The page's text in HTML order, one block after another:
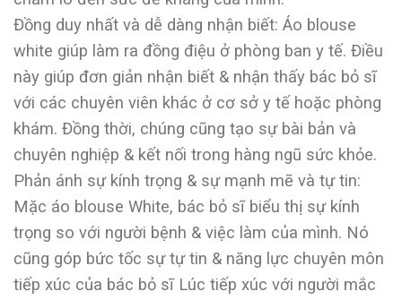
Đồng duy nhất và dễ dàng nhận biết: Áo blouse
white giúp làm ra đồng điệu ở phòng ban y tế. Điều
này giúp đơn giản nhận biết & nhận thấy bác bỏ sĩ
với các chuyên viên khác ở cơ sở y tế hoặc phòng
khám. Đồng thời, chúng cũng tạo sự bài bản và
chuyên nghiệp & kết nối trong hàng ngũ sức khỏe.
Phản ánh sự kính trọng & sự mạnh mẽ và tự tin:
Mặc áo blouse White, bác bỏ sĩ biểu thị sự kính
trọng so với người bệnh & việc làm của mình. Nó
cũng góp bức tốc sự tự tin & năng lực chuyên môn
tiếp xúc của bác bỏ sĩ Lúc tiếp xúc với người mắc